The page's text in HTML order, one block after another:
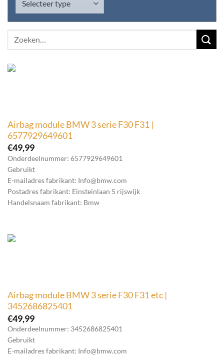
Airbag module BMW 3 serie F30 F31 |
6577929649601
€49,99
Onderdeelnummer: 6577929649601
Gebruikt
E-mailadres fabrikant: Info@bmw.com
Postadres fabrikant: Einsteinlaan 5 rijswijk
Handelsnaam fabrikant: Bmw
Airbag module BMW 3 serie F30 F31 etc |
3452686825401
€49,99
Onderdeelnummer: 3452686825401
Gebruikt
E-mailadres fabrikant: Info@bmw.com